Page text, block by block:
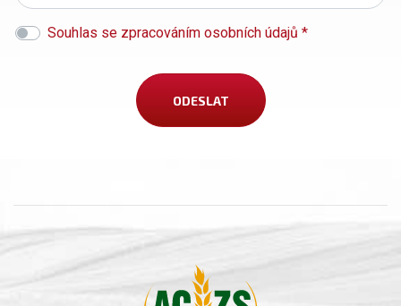
Souhlas se zpracováním osobních údajů *